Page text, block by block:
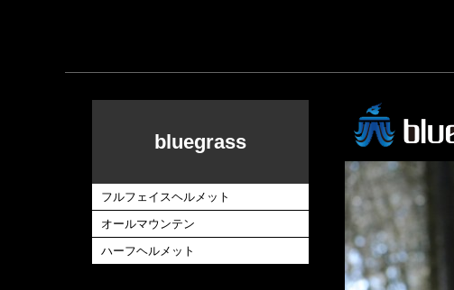
bluegrass
フルフェイスヘルメット
オールマウンテン
ハーフヘルメット